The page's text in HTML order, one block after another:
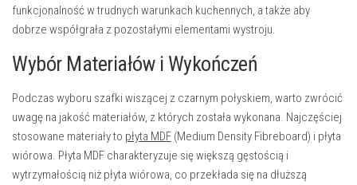
funkcjonalność w trudnych warunkach kuchennych, a także aby
dobrze współgrała z pozostałymi elementami wystroju.
Wybór Materiałów i Wykończeń
Podczas wyboru szafki wiszącej z czarnym połyskiem, warto zwrócić
uwagę na jakość materiałów, z których została wykonana. Najczęściej
stosowane materiały to płyta MDF (Medium Density Fibreboard) i płyta
wiórowa. Płyta MDF charakteryzuje się większą gęstością i
wytrzymałością niż płyta wiórowa, co przekłada się na dłuższą